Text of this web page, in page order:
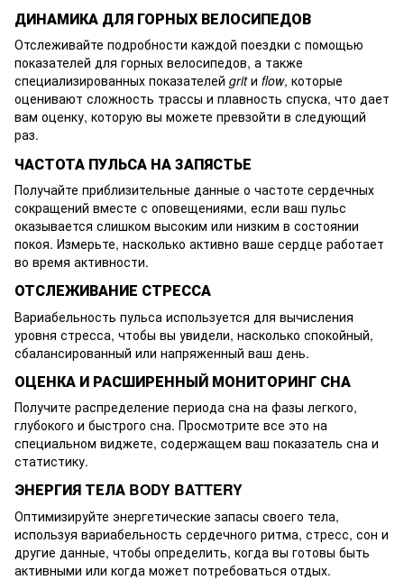
ДИНАМИКА ДЛЯ ГОРНЫХ ВЕЛОСИПЕДОВ
Отслеживайте подробности каждой поездки с помощью
показателей для горных велосипедов, а также
специализированных показателей gritи flow, которые
оценивают сложность трассы и плавность спуска, что дает
вам оценку, которую вы можете превзойти в следующий
раз.
ЧАСТОТА ПУЛЬСА НА ЗАПЯСТЬЕ
Получайте приблизительные данные о частоте сердечных
сокращений вместе с оповещениями, если ваш пульс
оказывается слишком высоким или низким в состоянии
покоя. Измерьте, насколько активно ваше сердце работает
во время активности.
ОТСЛЕЖИВАНИЕ СТРЕССА
Вариабельность пульса используется для вычисления
уровня стресса, чтобы вы увидели, насколько спокойный,
сбалансированный или напряженный ваш день.
ОЦЕНКА И РАСШИРЕННЫЙ МОНИТОРИНГ СНА
Получите распределение периода сна на фазы легкого,
глубокого и быстрого сна. Просмотрите все это на
специальном виджете, содержащем ваш показатель сна и
статистику.
ЭНЕРГИЯ ТЕЛА BODY BATTERY
Оптимизируйте энергетические запасы своего тела,
используя вариабельность сердечного ритма, стресс, сон и
другие данные, чтобы определить, когда вы готовы быть
активными или когда может потребоваться отдых.